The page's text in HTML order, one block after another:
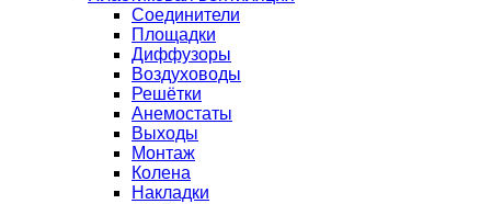
Соединители
Площадки
Диффузоры
Воздуховоды
Решётки
Анемостаты
Выходы
Монтаж
Колена
Накладки